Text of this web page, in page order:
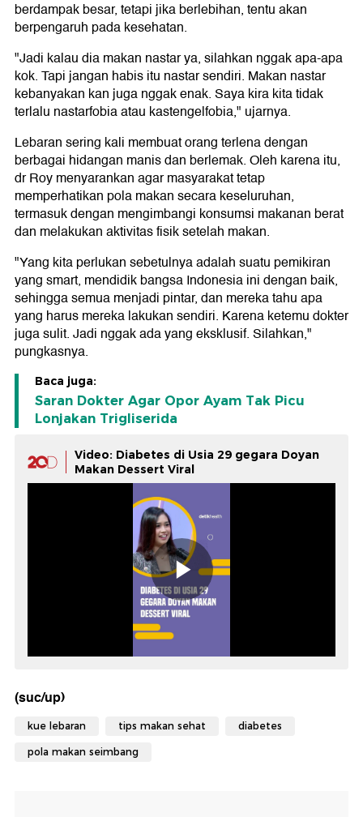
berdampak besar, tetapi jika berlebihan, tentu akan
berpengaruh pada kesehatan.
"Jadi kalau dia makan nastar ya, silahkan nggak apa-apa
kok. Tapi jangan habis itu nastar sendiri. Makan nastar
kebanyakan kan juga nggak enak. Saya kira kita tidak
terlalu nastarfobia atau kastengelfobia," ujarnya.
Lebaran sering kali membuat orang terlena dengan
berbagai hidangan manis dan berlemak. Oleh karena itu,
dr Roy menyarankan agar masyarakat tetap
memperhatikan pola makan secara keseluruhan,
termasuk dengan mengimbangi konsumsi makanan berat
dan melakukan aktivitas fisik setelah makan.
"Yang kita perlukan sebetulnya adalah suatu pemikiran
yang smart, mendidik bangsa Indonesia ini dengan baik,
sehingga semua menjadi pintar, dan mereka tahu apa
yang harus mereka lakukan sendiri. Karena ketemu dokter
juga sulit. Jadi nggak ada yang eksklusif. Silahkan,"
pungkasnya.
Baca juga:
Saran Dokter Agar Opor Ayam Tak Picu
Lonjakan Trigliserida
Video: Diabetes di Usia 29 gegara Doyan
Makan Dessert Viral
(suc/up)
kue lebaran tips makan sehat diabetes
pola makan seimbang